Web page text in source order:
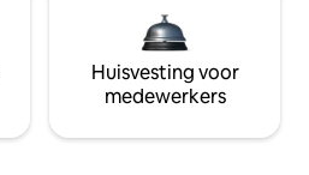
Huisvesting voor
medewerkers